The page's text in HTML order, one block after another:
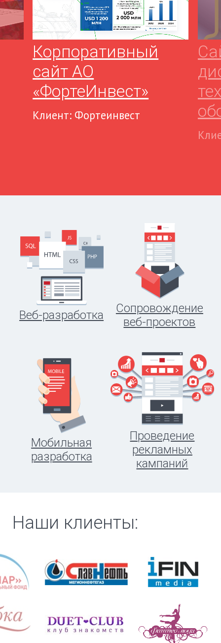
Корпоративный
сайт АО
«ФортеИнвест»
Клиент: Фортеинвест
Веб-разработка
Сопровождение
веб-проектов
Мобильная
разработка
Проведение
рекламных
кампаний
Наши клиенты: